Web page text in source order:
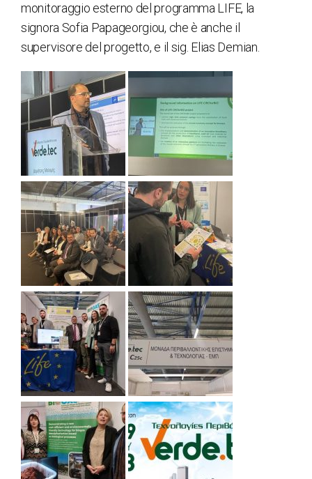
monitoraggio esterno del programma LIFE, la
signora Sofia Papageorgiou, che è anche il
supervisore del progetto, e il sig. Elias Demian.